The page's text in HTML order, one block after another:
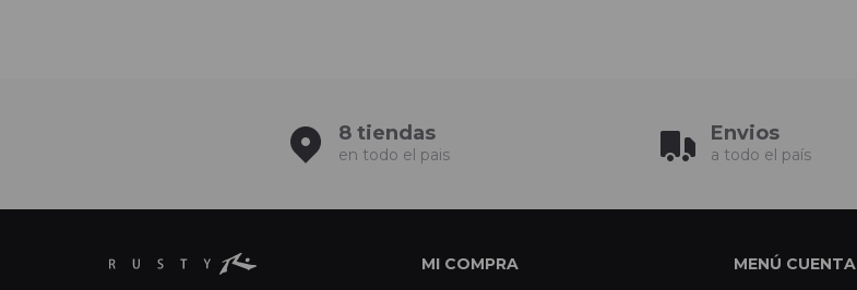
8 tiendas
en todo el pais
Envios
a todo el país
MI COMPRA MENÚ CUENTA